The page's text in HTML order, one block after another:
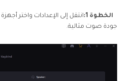
الخطوة 1:
انتقل إلى الإعدادات واختر
جودة صوت مثالية.